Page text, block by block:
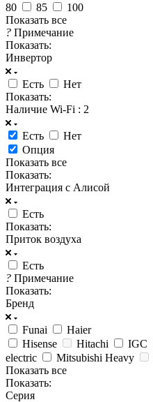
80
85
100
Показать все
? Примечание
Показать:
Инвертор
Есть
Нет
Показать:
Наличие Wi-Fi : 2
Есть
Нет
Опция
Показать все
Показать:
Интеграция с Алисой
Есть
Показать:
Приток воздуха
Есть
? Примечание
Показать:
Бренд
Funai
Haier
Hisense
Hitachi IGC
electric
Mitsubishi Heavy
Показать все
Показать:
Серия